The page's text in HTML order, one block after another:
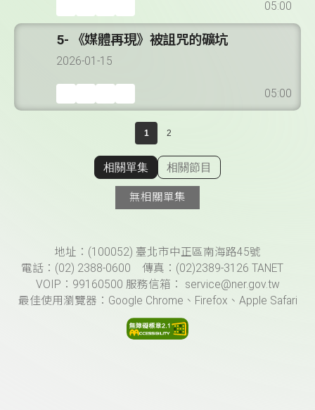
05:00
5- 《媒體再現》被詛咒的礦坑
2026-01-15
05:00
1 2
顯示相關單集
相關單集 相關節目
無相關單集
頁尾資訊地址：(100052) 臺北市中正區南海路45號
電話：(02) 2388-0600 傳真：(02)2389-3126 TANET
VOIP：99160500 服務信箱： service@ner.gov.tw
最佳使用瀏覽器：Google Chrome、Firefox、Apple Safari